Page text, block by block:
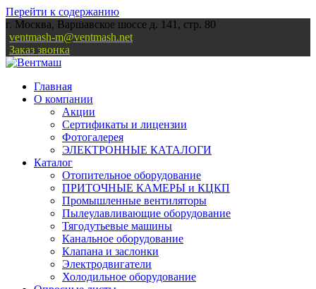
Перейти к содержанию
г. Москва, Варшавское шоссе д. 141, стр. 80
ventmash-m@ventmash.net
Заказ звонка
Главная
О компании
Акции
Сертификаты и лицензии
Фотогалерея
ЭЛЕКТРОННЫЕ КАТАЛОГИ
Каталог
Отопительное оборудование
ПРИТОЧНЫЕ КАМЕРЫ и КЦКП
Промышленные вентиляторы
Пылеулавливающие оборудование
Тягодутьевые машины
Канальное оборудование
Клапана и заслонки
Электродвигатели
Холодильное оборудование